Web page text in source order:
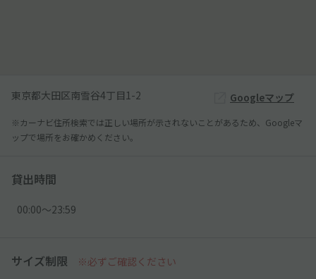
東京都大田区南雪谷4丁目1-2 Googleマップ
※カーナビ住所検索では正しい場所が示されないことがあるため、Googleマ
ップで場所をお確かめください。
貸出時間
00:00〜23:59
サイズ制限 ※必ずご確認ください